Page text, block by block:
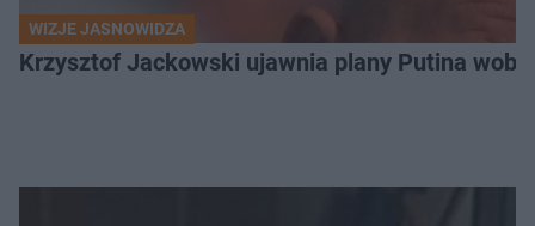
WIZJE JASNOWIDZA
Krzysztof Jackowski ujawnia plany Putina